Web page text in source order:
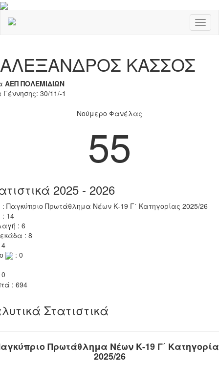
ΑΛΕΞΑΝΔΡΟΣ ΚΑΣΣΟΣ
ΑΕΠ ΠΟΛΕΜΙΔΙΩΝ
30/11/-1
Νούμερο Φανέλας
55
2025 - 2026
: Παγκύπριο Πρωτάθλημα Νέων Κ-19 Γ΄ Κατηγορίας 2025/26
: 14
: 6
: 8
: 0
: 694
Στατιστικά
Πρωτάθλημα Νέων Κ-19 Γ΄
2025/26